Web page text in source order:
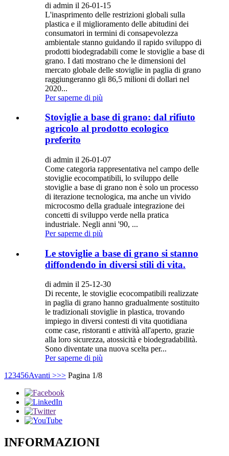
di admin il 26-01-15
L'inasprimento delle restrizioni globali sulla
plastica e il miglioramento delle abitudini dei
consumatori in termini di consapevolezza
ambientale stanno guidando il rapido sviluppo di
prodotti biodegradabili come le stoviglie a base di
grano. I dati mostrano che le dimensioni del
mercato globale delle stoviglie in paglia di grano
raggiungeranno gli 86,5 milioni di dollari nel
2020...
Per saperne di più
Stoviglie a base di grano: dal rifiuto
agricolo al prodotto ecologico
preferito
di admin il 26-01-07
Come categoria rappresentativa nel campo delle
stoviglie ecocompatibili, lo sviluppo delle
stoviglie a base di grano non è solo un processo
di iterazione tecnologica, ma anche un vivido
microcosmo della graduale integrazione dei
concetti di sviluppo verde nella pratica
industriale. Negli anni '90, ...
Per saperne di più
Le stoviglie a base di grano si stanno
diffondendo in diversi stili di vita.
di admin il 25-12-30
Di recente, le stoviglie ecocompatibili realizzate
in paglia di grano hanno gradualmente sostituito
le tradizionali stoviglie in plastica, trovando
impiego in diversi contesti di vita quotidiana
come case, ristoranti e attività all'aperto, grazie
alla loro sicurezza, atossicità e biodegradabilità.
Sono diventate una nuova scelta per...
Per saperne di più
123456Avanti >>> Pagina 1/8
INFORMAZIONI